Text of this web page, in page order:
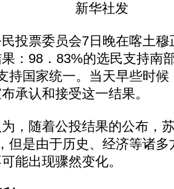
新华社发
票委员会7日晚在喀土穆
：98．83%的选民支持南
持国家统一。当天早些时
承认和接受这一结果。
随着公投结果的公布，
但是由于历史、经济等诸
能出现骤然变化。